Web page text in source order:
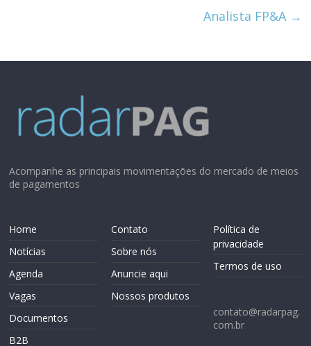
Analista FP&A →
Acompanhe as principais movimentações do mercado de meios
de pagamentos
Home
Notícias
Agenda
Vagas
Documentos
B2B
Contato
Sobre nós
Anuncie aqui
Nossos produtos
Política de
privacidade
Termos de uso
contato@radarpag.
com.br